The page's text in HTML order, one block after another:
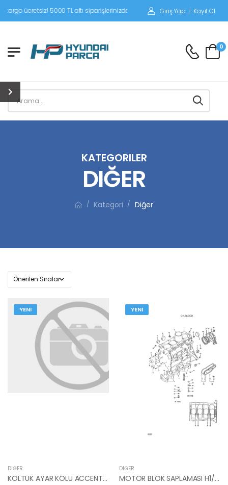
5000 TL altı siparişlerinizde siparişleriniz alıcı ödemeli gönderilir.
Giriş Yap / Kayıt Ol
0
KATEGORILER
DIĞER
/ Kategori / Diğer
YENI
DIĞER
KOLTUK AYAR KOLU ACCENT 88063-25000SX-HMC
YENI
DIĞER
MOTOR BLOK SAPLAMASI H1/ STAREX 21121-42000-HMC